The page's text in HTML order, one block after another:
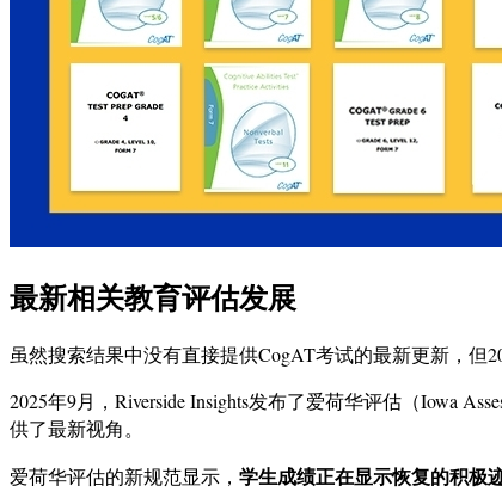
最新相关教育评估发展
虽然搜索结果中没有直接提供CogAT考试的最新更新，但
2025年9月，Riverside Insights发布了爱荷华评估（Iowa
供了最新视角。
爱荷华评估的新规范显示， 学生成绩正在显示恢复的积极